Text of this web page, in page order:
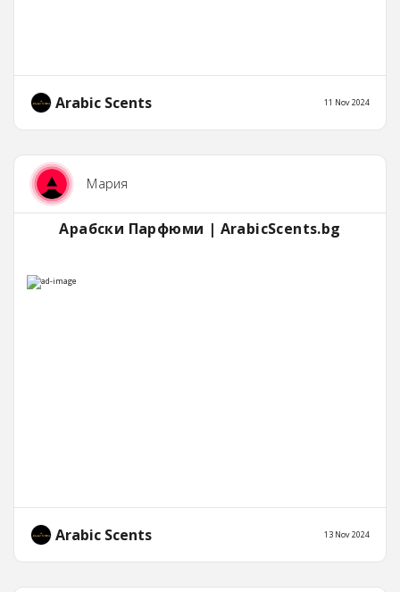
Arabic Scents 11 Nov 2024
Мария
Арабски Парфюми | ArabicScents.bg
Arabic Scents 13 Nov 2024